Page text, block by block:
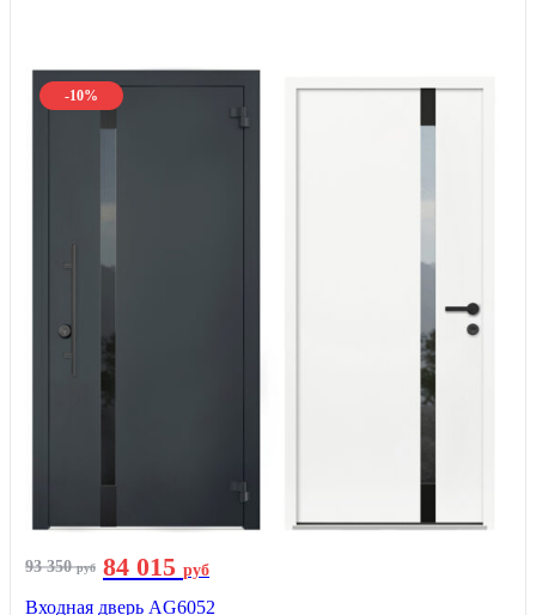
-10%
93 350руб 84 015 руб
Входная дверь AG6052